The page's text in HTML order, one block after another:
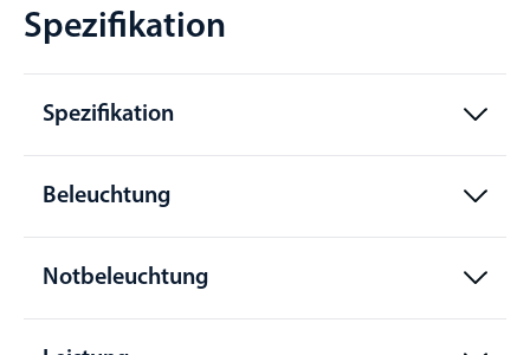
Spezifikation
Spezifikation
Beleuchtung
Notbeleuchtung